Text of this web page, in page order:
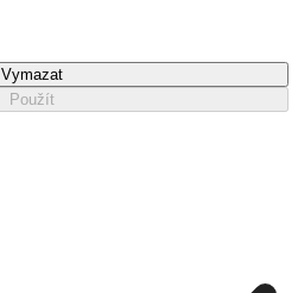
Vymazat
Použít